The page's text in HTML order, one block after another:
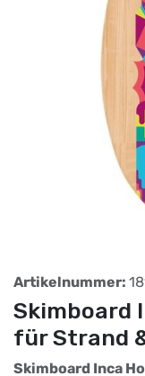
Artikelnummer:
Skimboard
für Strand
Skimboard Inca